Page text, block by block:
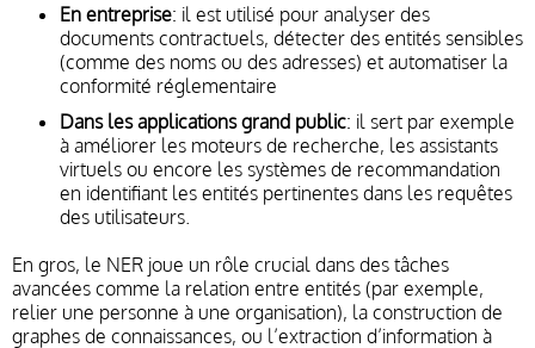
En entreprise: il est utilisé pour analyser des
documents contractuels, détecter des entités sensibles
(comme des noms ou des adresses) et automatiser la
conformité réglementaire
Dans les applications grand public: il sert par exemple
à améliorer les moteurs de recherche, les assistants
virtuels ou encore les systèmes de recommandation
en identifiant les entités pertinentes dans les requêtes
des utilisateurs.
En gros, le NER joue un rôle crucial dans des tâches
avancées comme la relation entre entités (par exemple,
relier une personne à une organisation), la construction de
graphes de connaissances, ou l’extraction d’information à